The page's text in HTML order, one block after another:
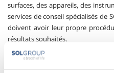
surfaces, des appareils, des
services de conseil spécialisés de
doivent avoir leur propre
résultats souhaités.
Des instruments de